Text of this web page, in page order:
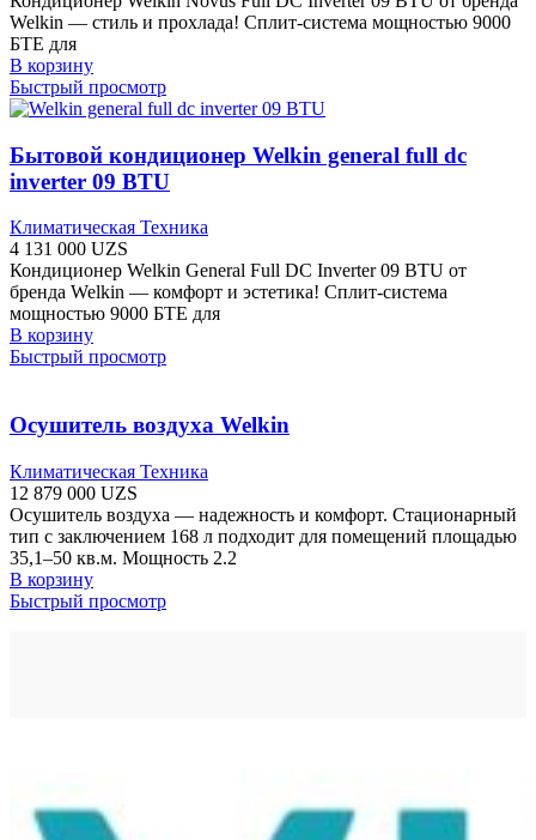
Welkin — стиль и прохлада! Сплит-система мощностью 9000
БТЕ для
В корзину
Быстрый просмотр
Бытовой кондиционер Welkin general full dc
inverter 09 BTU
Климатическая Техника
4 131 000 UZS
Кондиционер Welkin General Full DC Inverter 09 BTU от
бренда Welkin — комфорт и эстетика! Сплит-система
мощностью 9000 БТЕ для
В корзину
Быстрый просмотр
Осушитель воздуха Welkin
Климатическая Техника
12 879 000 UZS
Осушитель воздуха — надежность и комфорт. Стационарный
тип с заключением 168 л подходит для помещений площадью
35,1–50 кв.м. Мощность 2.2
В корзину
Быстрый просмотр